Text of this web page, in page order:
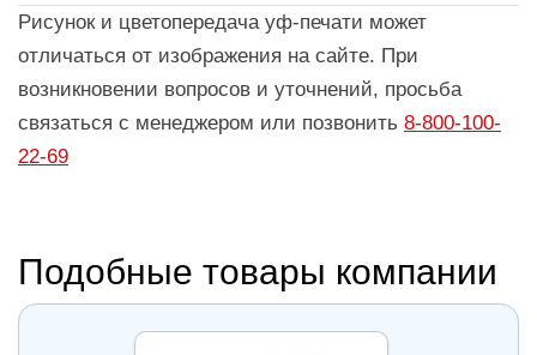
Рисунок и цветопередача уф-печати может
отличаться от изображения на сайте. При
возникновении вопросов и уточнений, просьба
связаться с менеджером или позвонить 8-800-100-
22-69
Подобные товары компании